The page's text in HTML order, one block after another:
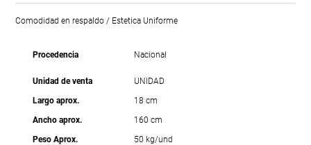
Comodidad en respaldo / Estetica Uniforme
Procedencia Nacional
Unidad de venta
UNIDAD
Largo aprox.
18 cm
Ancho aprox.
160 cm
Peso Aprox.
50 kg/und